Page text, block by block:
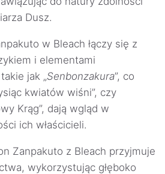
Dusz.
w Bleach łączy się z
i elementami
jak „Senbonzakura”, co
kwiatów wiśni”, czy
Krąg”, dają wgląd w
ich właścicieli.
Zanpakuto z Bleach przyjmuje
wykorzystując głęboko